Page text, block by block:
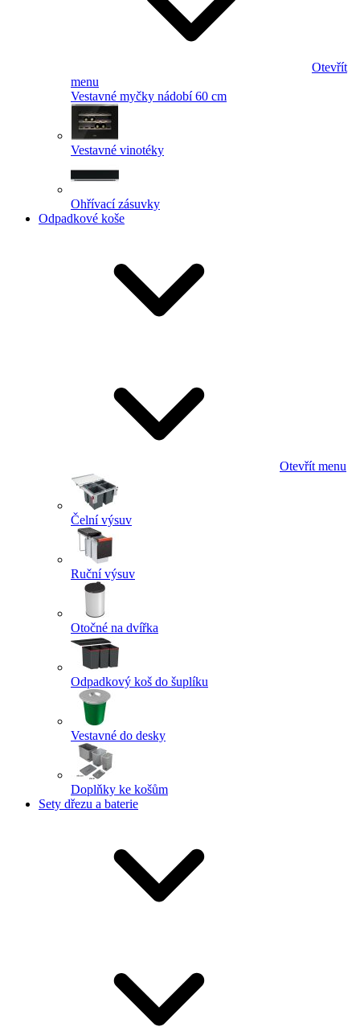
Otevřít
menu
Vestavné myčky nádobí 60 cm
Vestavné vinotéky
Ohřívací zásuvky
Odpadkové koše
Otevřít menu
Čelní výsuv
Ruční výsuv
Otočné na dvířka
Odpadkový koš do šuplíku
Vestavné do desky
Doplňky ke košům
Sety dřezu a baterie